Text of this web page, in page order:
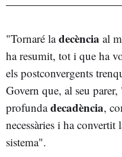
"Tornaré ladecència al
ha resumit, tot i que ha
els postconvergents
Govern que, al seu
profundadecadència,
necessàries i ha convertit
sistema".